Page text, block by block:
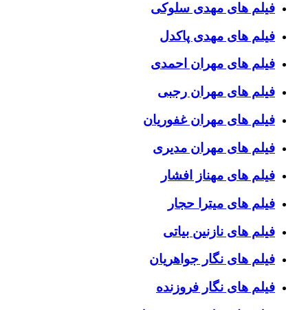
فیلم های مهدی سلوکی
فیلم های مهدی پاکدل
فیلم های مهران احمدی
فیلم های مهران رجبی
فیلم های مهران غفوریان
فیلم های مهران مدیری
فیلم های مهناز افشار
فیلم های میترا حجار
فیلم های نازنین بیاتی
فیلم های نگار جواهریان
فیلم های نگار فروزنده